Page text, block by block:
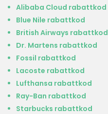
Alibaba Cloud rabattkod
Blue Nile rabattkod
British Airways rabattkod
Dr. Martens rabattkod
Fossil rabattkod
Lacoste rabattkod
Lufthansa rabattkod
Ray-Ban rabattkod
Starbucks rabattkod